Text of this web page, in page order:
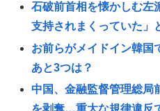
石破前首相を懐かしむ左
支持されまくっていた
お前らがメイドイン韓国
あと3つは？
中国、金融監督管理総局
を剥奪…重大な規律違反